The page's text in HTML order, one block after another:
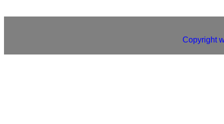
Copyright